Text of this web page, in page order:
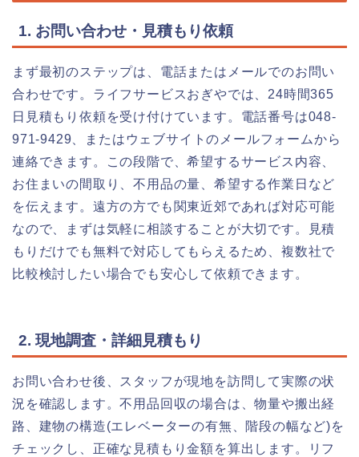
1. お問い合わせ・見積もり依頼
まず最初のステップは、電話またはメールでのお問い
合わせです。ライフサービスおぎやでは、24時間365
日見積もり依頼を受け付けています。電話番号は048-
971-9429、またはウェブサイトのメールフォームから
連絡できます。この段階で、希望するサービス内容、
お住まいの間取り、不用品の量、希望する作業日など
を伝えます。遠方の方でも関東近郊であれば対応可能
なので、まずは気軽に相談することが大切です。見積
もりだけでも無料で対応してもらえるため、複数社で
比較検討したい場合でも安心して依頼できます。
2. 現地調査・詳細見積もり
お問い合わせ後、スタッフが現地を訪問して実際の状
況を確認します。不用品回収の場合は、物量や搬出経
路、建物の構造(エレベーターの有無、階段の幅など)を
チェックし、正確な見積もり金額を算出します。リフ